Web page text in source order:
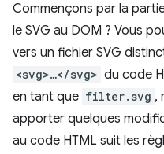
Commençons par la
le SVG au DOM ? Vous
vers un fichier SVG
<svg>…</svg> du code
en tant que filter.svg ,
apporter quelques
au code HTML suit les